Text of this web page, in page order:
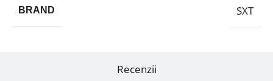
Recenzii
BRAND SXT